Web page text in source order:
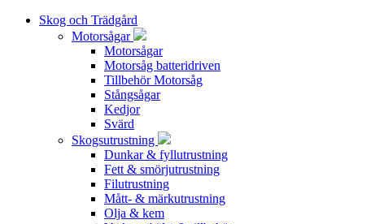
Skog och Trädgård
Motorsågar
Motorsågar
Motorsåg batteridriven
Tillbehör Motorsåg
Stångsågar
Kedjor
Svärd
Skogsutrustning
Dunkar & fyllutrustning
Fett & smörjutrustning
Filutrustning
Mått- & märkutrustning
Olja & kem